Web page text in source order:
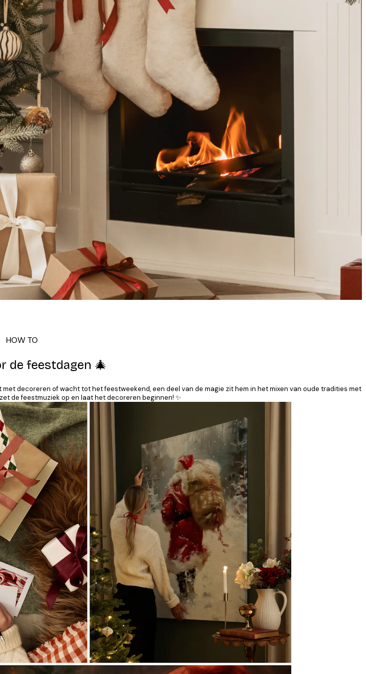
HOW TO
de feestdagen 🎄
decoreren of wacht tot het feestweekend, een deel van de magie zit hem in het mixen van oude tradities met
de feestmuziek op en laat het decoreren beginnen! ✨